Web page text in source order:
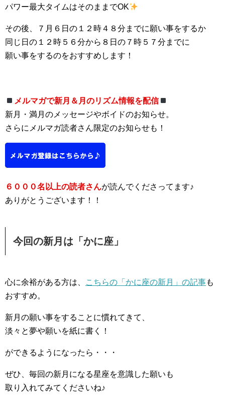
パワー最大タイムはそのままでOK
その後、７月６日の１２時４８分までに願い事をするか
同じ日の１２時５６分から８日の７時５７分までに
願い事をするのをおすすめします！
メルマガで新月＆月のリズム情報を配信
新月・満月のメッセージやボイドのお知らせ。
さらにメルマガ読者さん限定のお知らせも！
６０００名以上の読者さんが読んでくださってます♪
ありがとうございます！！
今回の新月は「かに座」
心に余裕がある方は、 こちらの「かに座の新月」の記事も
おすすめ。
新月の願い事をすることに慣れてきて、
淡々と夢や願いを紙に書く！
ができるようになったら・・・
ぜひ、毎回の新月になる星座を意識した願いも
取り入れてみてくださいね♪